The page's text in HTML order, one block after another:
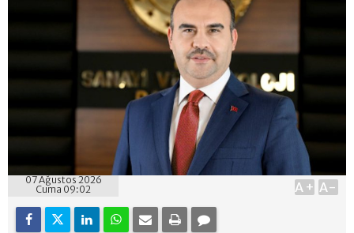
07 Ağustos 2026
Cuma 09:02
A+ A-